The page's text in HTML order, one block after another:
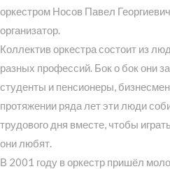
оркестром Носов Павел
организатор.
Коллектив оркестра состоит из
разных профессий. Бок о бок они
студенты и пенсионеры,
протяжении ряда лет эти люди
трудового дня вместе, чтобы
они любят.
В 2001 году в оркестр пришёл